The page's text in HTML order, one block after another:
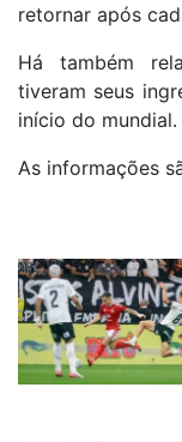
retornar após
Há também
tiveram seus
início do mundial.
As informações